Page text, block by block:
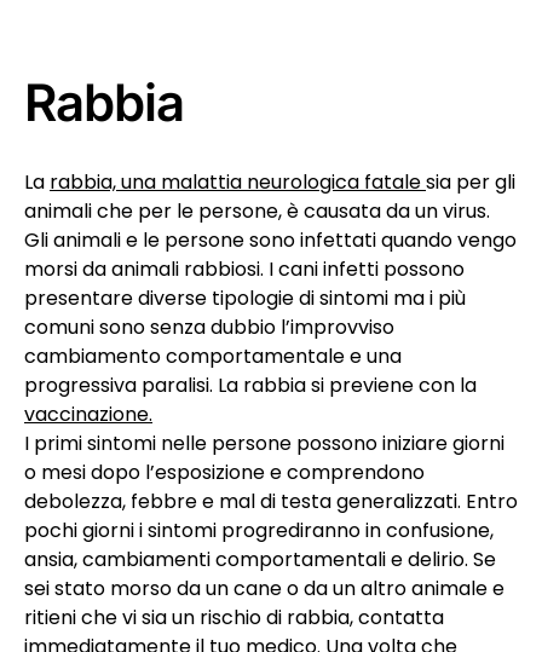
Rabbia
La rabbia, una malattia neurologica fatalesia per gli
animali che per le persone, è causata da un virus.
Gli animali e le persone sono infettati quando vengo
morsi da animali rabbiosi. I cani infetti possono
presentare diverse tipologie di sintomi ma i più
comuni sono senza dubbio l’improvviso
cambiamento comportamentale e una
progressiva paralisi. La rabbia si previene con la
vaccinazione.
I primi sintomi nelle persone possono iniziare giorni
o mesi dopo l’esposizione e comprendono
debolezza, febbre e mal di testa generalizzati. Entro
pochi giorni i sintomi progrediranno in confusione,
ansia, cambiamenti comportamentali e delirio. Se
sei stato morso da un cane o da un altro animale e
ritieni che vi sia un rischio di rabbia, contatta